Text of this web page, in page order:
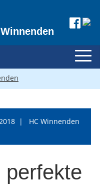
| HC Winnenden
perfekte